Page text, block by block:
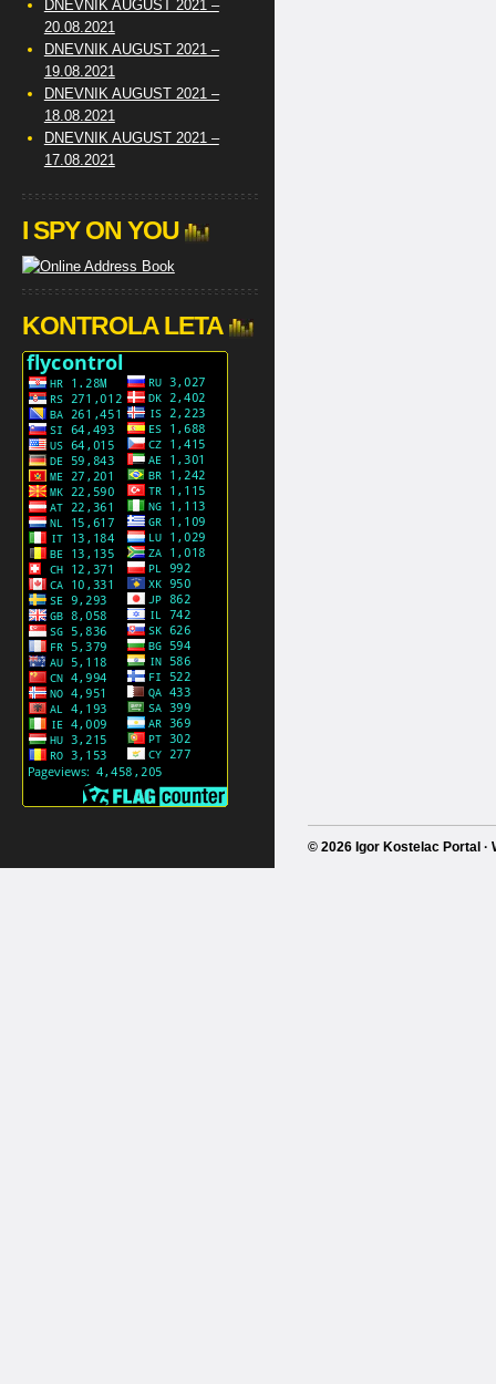
DNEVNIK AUGUST 2021 –
20.08.2021
DNEVNIK AUGUST 2021 –
19.08.2021
DNEVNIK AUGUST 2021 –
18.08.2021
DNEVNIK AUGUST 2021 –
17.08.2021
I SPY ON YOU
KONTROLA LETA
© 2026 Igor Kostelac Portal